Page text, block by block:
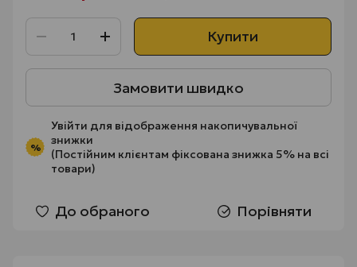
Купити
Замовити швидко
%
Увійти для відображення накопичувальної
знижки
(Постійним клієнтам фіксована знижка 5% на всі
товари)
До обраного Порівняти